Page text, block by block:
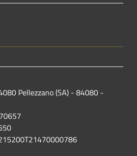
Pellezzano (SA) - 84080 -